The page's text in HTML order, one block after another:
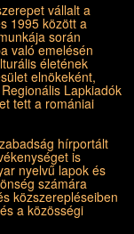
vállalt a
1995 között a
során
való emelésén
életének
elnökeként,
Lapkiadók
tett a romániai
hírportált
is
nyelvű lapok és
számára
közszerepléseiben
a közösségi